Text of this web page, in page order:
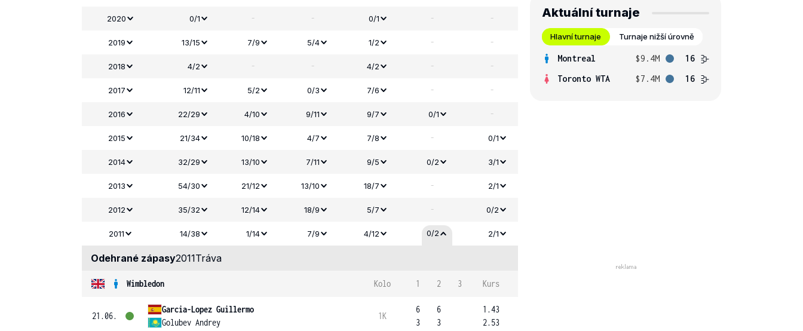
2020 0/1 - - 0/1 - -
2019 13/15 7/9 5/4 1/2 - -
2018 4/2 - - 4/2 - -
2017 12/11 5/2 0/3 7/6 - -
2016 22/29 4/10 9/11 9/7 0/1 -
2015 21/34 10/18 4/7 7/8 - 0/1
2014 32/29 13/10 7/11 9/5 0/2 3/1
2013 54/30 21/12 13/10 18/7 - 2/1
2012 35/32 12/14 18/9 5/7 - 0/2
2011 14/38 1/14 7/9 4/12 0/2 2/1
Odehrané zápasy2011Tráva
Wimbledon Kolo 1 2 3 Kurs
21.06.
Garcia-Lopez Guillermo
Golubev Andrey
1K
6
3
6
3
1.43
2.53
Aktuální turnaje
Hlavní turnaje Turnaje nižší úrovně
Montreal $9.4M
16
Toronto WTA
$7.4M 16